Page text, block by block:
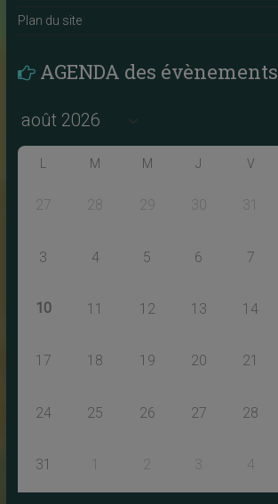
Plan du site
AGENDA des évènements
M M J V
27 28 29 30 31
3 4 5 6 7
10 11 12 13 14
17 18 19 20 21
24 25 26 27 28
31 1 2 3 4